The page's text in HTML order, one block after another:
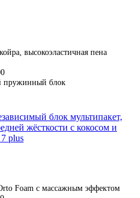
высокоэластичная пена
пружинный блок
Foam с массажным эффектом